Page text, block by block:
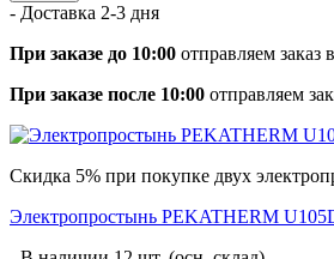
- Доставка 2-3 дня
При заказе до 10:00 отправляем заказ
При заказе после 10:00 отправляем
Скидка 5% при покупке двух
Электропростынь PEKATHERM